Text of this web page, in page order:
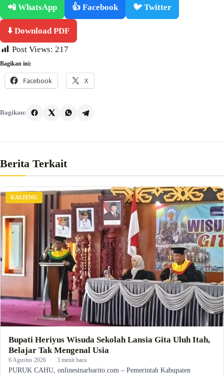
📲 WhatsApp 👍 Facebook 🐦 Twitter
⬇️ Download PDF
Post Views: 217
Bagikan ini:
Facebook X
Bagikan:
Berita Terkait
KALTENG
Bupati Heriyus Wisuda Sekolah Lansia Gita Uluh Itah,
Belajar Tak Mengenal Usia
6 Agustus 2026 · 3 menit baca
PURUK CAHU, onlinesinarbarito.com – Pemerintah Kabupaten